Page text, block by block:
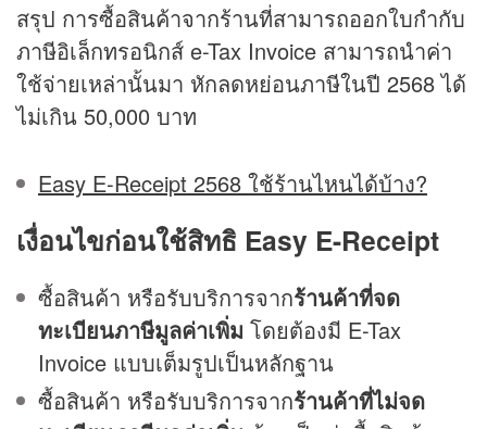
สรุป การซื้อสินค้าจากร้านที่สามารถออกใบกำกับ
ภาษีอิเล็กทรอนิกส์ e-Tax Invoice สามารถนำค่า
ใช้จ่ายเหล่านั้นมา หักลดหย่อนภาษีในปี 2568 ได้
ไม่เกิน 50,000 บาท
Easy E-Receipt 2568 ใช้ร้านไหนได้บ้าง?
เงื่อนไขก่อนใช้สิทธิ Easy E-Receipt
ซื้อสินค้า หรือรับบริการจากร้านค้าที่จด
ทะเบียนภาษีมูลค่าเพิ่ม โดยต้องมี E-Tax
Invoice แบบเต็มรูปเป็นหลักฐาน
ซื้อสินค้า หรือรับบริการจากร้านค้าที่ไม่จด